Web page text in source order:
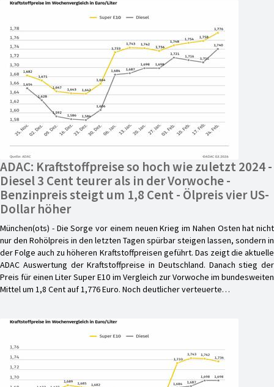
ADAC: Kraftstoffpreise so hoch wie zuletzt 2024 -
Diesel 3 Cent teurer als in der Vorwoche -
Benzinpreis steigt um 1,8 Cent - Ölpreis vier US-
Dollar höher
München(ots) - Die Sorge vor einem neuen Krieg im Nahen Osten hat nicht
nur den Rohölpreis in den letzten Tagen spürbar steigen lassen, sondern in
der Folge auch zu höheren Kraftstoffpreisen geführt. Das zeigt die aktuelle
ADAC Auswertung der Kraftstoffpreise in Deutschland. Danach stieg der
Preis für einen Liter Super E10 im Vergleich zur Vorwoche im bundesweiten
Mittel um 1,8 Cent auf 1,776 Euro. Noch deutlicher verteuerte…